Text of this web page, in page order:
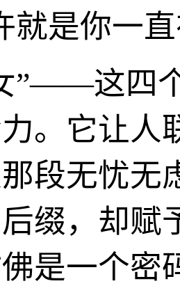
就是你一
”——这四
。它让人
段无忧无
缀，却赋
是一个密